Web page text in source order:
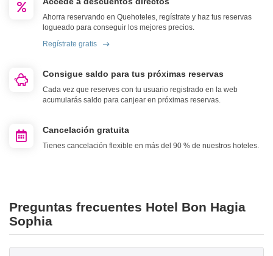
Ahorra reservando en Quehoteles, regístrate y haz tus reservas
logueado para conseguir los mejores precios.
Regístrate gratis
Consigue saldo para tus próximas reservas
Cada vez que reserves con tu usuario registrado en la web
acumularás saldo para canjear en próximas reservas.
Cancelación gratuita
Tienes cancelación flexible en más del 90 % de nuestros hoteles.
Preguntas frecuentes Hotel Bon Hagia
Sophia